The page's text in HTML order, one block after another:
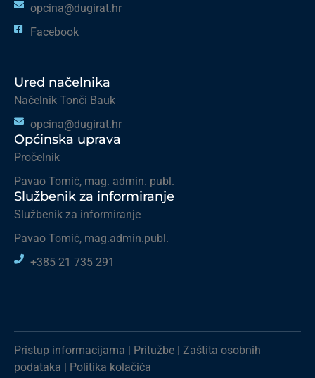
opcina@dugirat.hr
Facebook
Ured načelnika
Načelnik Tonči Bauk
opcina@dugirat.hr
Općinska uprava
Pročelnik
Pavao Tomić, mag. admin. publ.
Službenik za informiranje
Službenik za informiranje
Pavao Tomić, mag.admin.publ.
+385 21 735 291
Pristup informacijama | Pritužbe | Zaštita osobnih
podataka | Politika kolačića